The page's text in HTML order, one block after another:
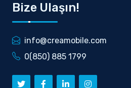
Bize Ulaşın!
info@creamobile.com
0(850) 885 1799